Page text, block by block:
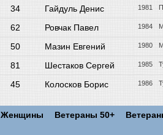
34 Гайдуль Денис 1981
62 Ровчак Павел 1984
50 Мазин Евгений 1980
81 Шестаков Сергей 1985
45 Колосков Борис 1986
Женщины Ветераны 50+